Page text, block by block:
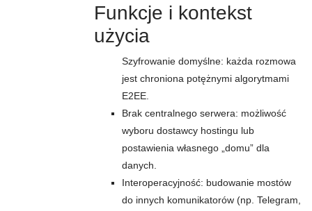
Funkcje i kontekst
użycia
Szyfrowanie domyślne: każda rozmowa
jest chroniona potężnymi algorytmami
E2EE.
Brak centralnego serwera: możliwość
wyboru dostawcy hostingu lub
postawienia własnego „domu” dla
danych.
Interoperacyjność: budowanie mostów
do innych komunikatorów (np. Telegram,